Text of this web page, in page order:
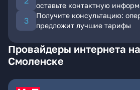
оставьте контактную
Получите консультацию:
предложит лучшие тарифы
Провайдеры интернета
Смоленске